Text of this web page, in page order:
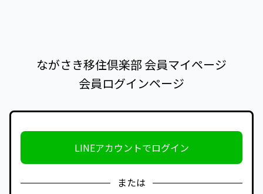
ながさき移住倶楽部 会員マイページ
会員ログインページ
LINEアカウントでログイン
または